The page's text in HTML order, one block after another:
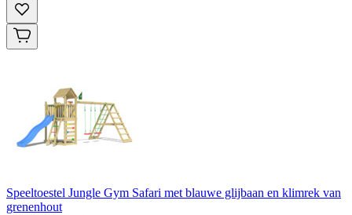
Speeltoestel Jungle Gym Safari met blauwe glijbaan en klimrek van
grenenhout